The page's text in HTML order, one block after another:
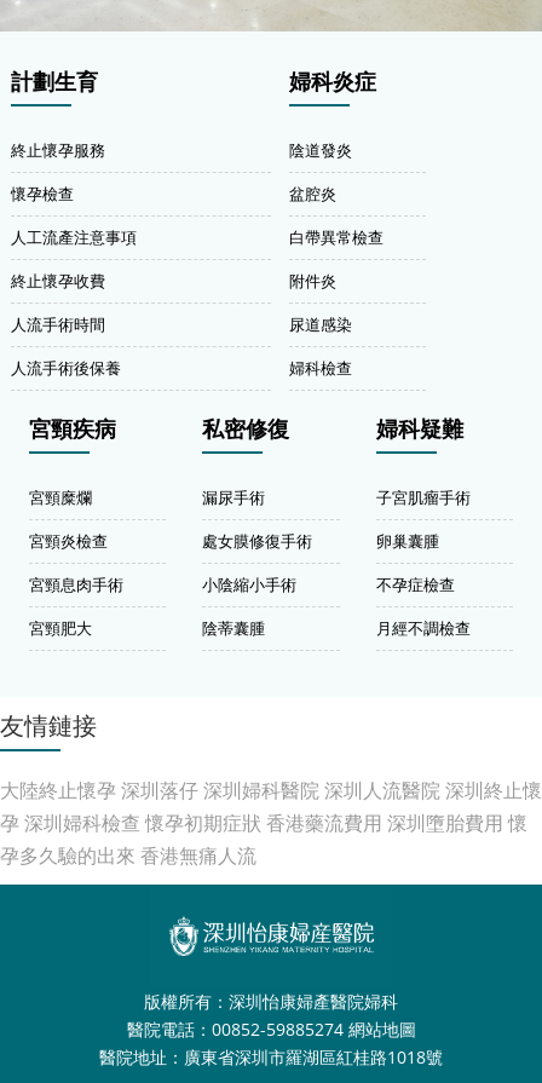
計劃生育
終止懷孕服務
懷孕檢查
人工流產注意事項
終止懷孕收費
人流手術時間
人流手術後保養
婦科炎症
陰道發炎
盆腔炎
白帶異常檢查
附件炎
尿道感染
婦科檢查
宮頸疾病
宮頸糜爛
宮頸炎檢查
宮頸息肉手術
宮頸肥大
私密修復
漏尿手術
處女膜修復手術
小陰縮小手術
陰蒂囊腫
婦科疑難
子宮肌瘤手術
卵巢囊腫
不孕症檢查
月經不調檢查
友情鏈接
大陸終止懷孕 深圳落仔深圳婦科醫院深圳人流醫院深圳終止懷
孕 深圳婦科檢查 懷孕初期症狀 香港藥流費用 深圳墮胎費用 懷
孕多久驗的出來 香港無痛人流
版權所有：深圳怡康婦產醫院婦科
醫院電話：00852-59885274 網站地圖
醫院地址：廣東省深圳市羅湖區紅桂路1018號